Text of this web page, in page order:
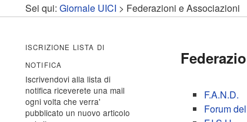
al
contenuto
principale
al
contenuto
secondario
Sei qui: Giornale UICI > Federazioni e Associazioni
F.A.N.D.
Forum
ISCRIZIONE LISTA DI
NOTIFICA
Iscrivendovi alla lista di
notifica riceverete una mail
ogni volta che verra'
pubblicato un nuovo articolo